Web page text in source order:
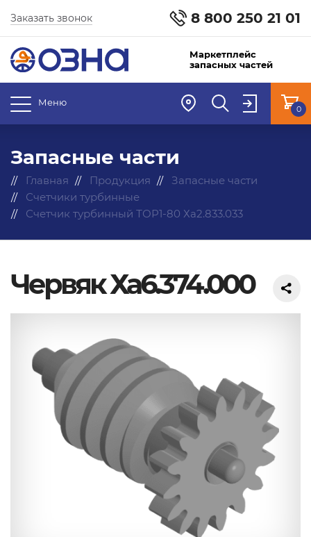
8 800 250 21 01
Заказать звонок
Маркетплейс
запасных частей
Меню
0
Запасные части
Главная Продукция
Запасные части
Счетчики турбинные
Счетчик турбинный ТОР1-80 Ха2.833.033
Червяк Ха6.374.000